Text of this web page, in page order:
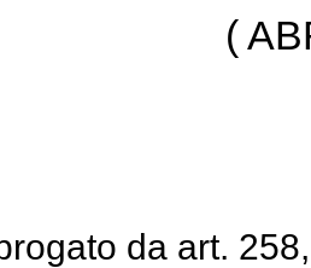
(
da art.